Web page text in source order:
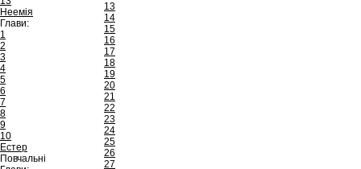
Неемія
Глави:
1
2
3
4
5
6
7
8
9
10
Естер
Повчальні
13
14
15
16
17
18
19
20
21
22
23
24
25
26
27